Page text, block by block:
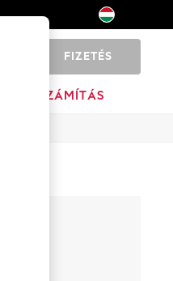
FIZETÉS
KISZÁMÍTÁS